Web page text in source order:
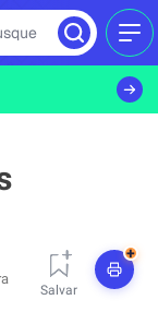
Salvar
+